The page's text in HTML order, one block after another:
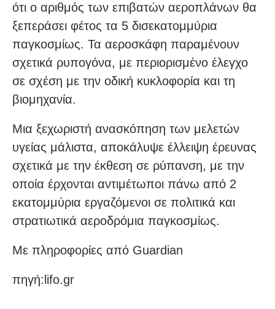
ότι ο αριθμός των επιβατών αεροπλάνων θα
ξεπεράσει φέτος τα 5 δισεκατομμύρια
παγκοσμίως. Τα αεροσκάφη παραμένουν
σχετικά ρυπογόνα, με περιορισμένο έλεγχο
σε σχέση με την οδική κυκλοφορία και τη
βιομηχανία.
Μια ξεχωριστή ανασκόπηση των μελετών
υγείας μάλιστα, αποκάλυψε έλλειψη έρευνας
σχετικά με την έκθεση σε ρύπανση, με την
οποία έρχονται αντιμέτωποι πάνω από 2
εκατομμύρια εργαζόμενοι σε πολιτικά και
στρατιωτικά αεροδρόμια παγκοσμίως.
Με πληροφορίες από Guardian
πηγή:lifo.gr